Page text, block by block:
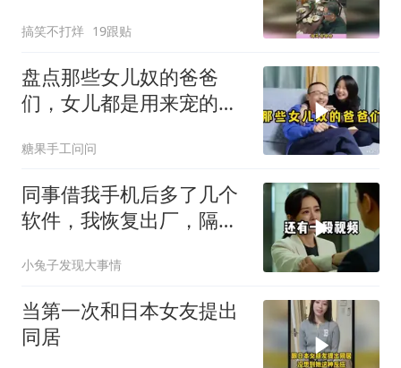
搞笑不打烊 19跟贴
盘点那些女儿奴的爸爸
们，女儿都是用来宠的！
糖果手工问问
同事借我手机后多了几个
软件，我恢复出厂，隔壁
小兔子发现大事情
当第一次和日本女友提出
同居